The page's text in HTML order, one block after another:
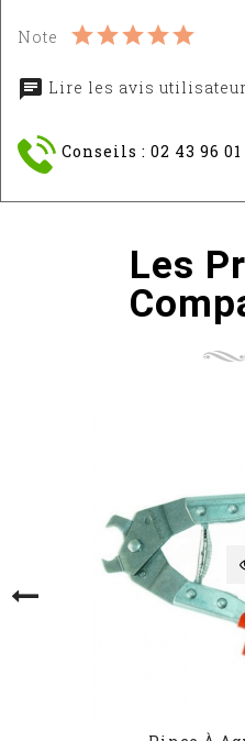
Note
Lire les avis
Conseils : 02 43 96 01
Les